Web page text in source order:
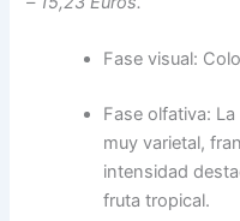
Fase visual:
Fase olfativa:
muy varietal,
intensidad
fruta tropical.